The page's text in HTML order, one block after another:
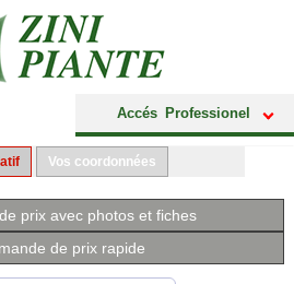
Accés Professionel
Vos coordonnées
prix avec photos et fiches
de prix rapide